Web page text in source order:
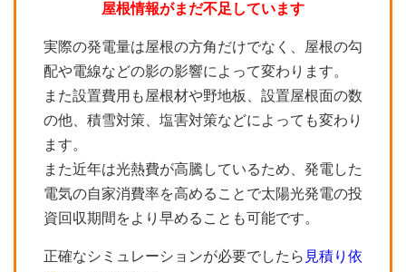
屋根情報がまだ不足しています
実際の発電量は屋根の方角だけでなく、屋根の勾
配や電線などの影の影響によって変わります。
また設置費用も屋根材や野地板、設置屋根面の数
の他、積雪対策、塩害対策などによっても変わり
ます。
また近年は光熱費が高騰しているため、発電した
電気の自家消費率を高めることで太陽光発電の投
資回収期間をより早めることも可能です。
正確なシミュレーションが必要でしたら 見積り依